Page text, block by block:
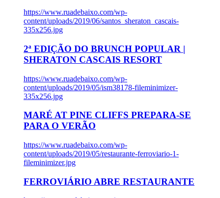
https://www.ruadebaixo.com/wp-
content/uploads/2019/06/santos_sheraton_cascais-
335x256.jpg
2ª EDIÇÃO DO BRUNCH POPULAR |
SHERATON CASCAIS RESORT
https://www.ruadebaixo.com/wp-
content/uploads/2019/05/ism38178-fileminimizer-
335x256.jpg
MARÉ AT PINE CLIFFS PREPARA-SE
PARA O VERÃO
https://www.ruadebaixo.com/wp-
content/uploads/2019/05/restaurante-ferroviario-1-
fileminimizer.jpg
FERROVIÁRIO ABRE RESTAURANTE